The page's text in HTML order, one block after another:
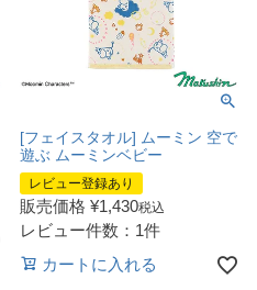
[フェイスタオル] ムーミン 空で
遊ぶ ムーミンベビー
レビュー登録あり
販売価格 ¥1,430税込
レビュー件数：1件
カートに入れる